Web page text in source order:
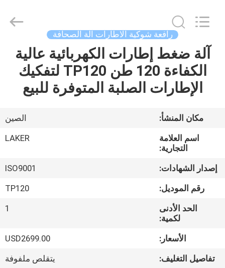
منزل
المنتجات
حول
جولة
المعمل
الجودة
AUTOPARTS
CO.,LIMITED.
Reserved.
رافعة شوكية الاطارات آلة الصحافة
آلة ضغط إطارات الكهربائية عالية
الكفاءة 120 طن TP120 لتفكيك
الإطارات الصلبة المتوفرة للبيع
مكان المنشأ:
الصين
اسم العلامة
التجارية:
LAKER
إصدار الشهادات:
ISO9001
رقم الموديل:
TP120
الحد الأدنى
لكمية:
1
الأسعار:
USD2699.00
تفاصيل التغليف:
يتقلص ملفوفة